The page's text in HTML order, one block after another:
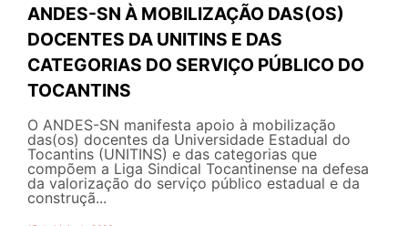
ANDES-SN À MOBILIZAÇÃO DAS(OS)
DOCENTES DA UNITINS E DAS
CATEGORIAS DO SERVIÇO PÚBLICO DO
TOCANTINS
O ANDES-SN manifesta apoio à mobilização
das(os) docentes da Universidade Estadual do
Tocantins (UNITINS) e das categorias que
compõem a Liga Sindical Tocantinense na defesa
da valorização do serviço público estadual e da
construçã...